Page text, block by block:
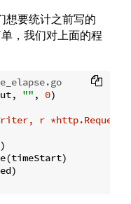
想要统计之前写的
，我们对上面的程
"" , 0)
r *http.Request)